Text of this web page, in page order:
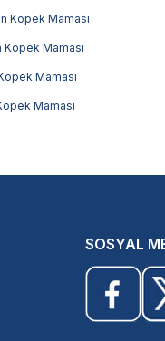
Köpek Maması
Köpek Maması
Maması
Maması
SOSYAL